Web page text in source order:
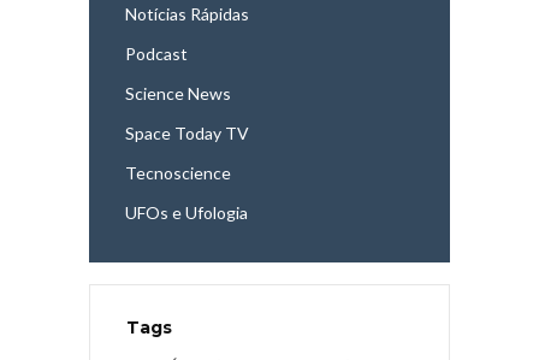
Notícias Rápidas
Podcast
Science News
Space Today TV
Tecnoscience
UFOs e Ufologia
Tags